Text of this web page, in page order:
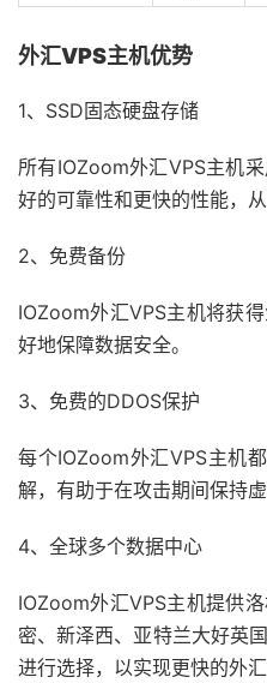
外汇VPS主机优势
1、SSD固态硬盘存储
所有IOZoom外汇VPS主机
好的可靠性和更快的性能，从
2、免费备份
IOZoom外汇VPS主机将获
好地保障数据安全。
3、免费的DDOS保护
每个IOZoom外汇VPS主机
解，有助于在攻击期间保持
4、全球多个数据中心
IOZoom外汇VPS主机提供
密、新泽西、亚特兰大好英
进行选择，以实现更快的外汇